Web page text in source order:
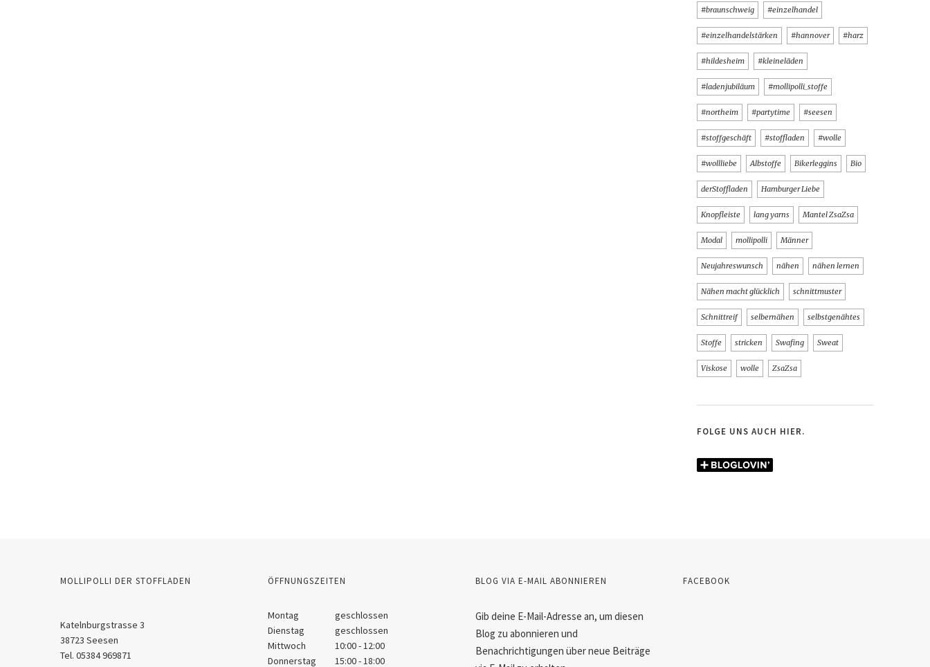
#braunschweig #einzelhandel
#einzelhandelstärken #hannover #harz
#hildesheim #kleineläden
#ladenjubiläum #mollipolli_stoffe
#northeim #partytime #seesen
#stoffgeschäft #stoffladen #wolle
#wollliebe Albstoffe Bikerleggins Bio
derStoffladen Hamburger Liebe
Knopfleiste lang yarns Mantel ZsaZsa
Modal mollipolli Männer
Neujahreswunsch nähen nähen lernen
Nähen macht glücklich schnittmuster
Schnittreif selbernähen selbstgenähtes
Stoffe stricken Swafing Sweat
Viskose wolle ZsaZsa
FOLGE UNS AUCH HIER.
MOLLIPOLLI DER STOFFLADEN
Katelnburgstrasse 3
38723 Seesen
Tel. 05384 969871
ÖFFNUNGSZEITEN
Montag
geschlossen
Dienstag
geschlossen
Mittwoch
10:00 - 12:00
Donnerstag
15:00 - 18:00
BLOG VIA E-MAIL ABONNIEREN
Gib deine E-Mail-Adresse an, um diesen
Blog zu abonnieren und
Benachrichtigungen über neue Beiträge
FACEBOOK